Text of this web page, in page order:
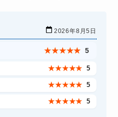
2026年8月5日
★★★★★ 5
★★★★★ 5
★★★★★ 5
★★★★★ 5